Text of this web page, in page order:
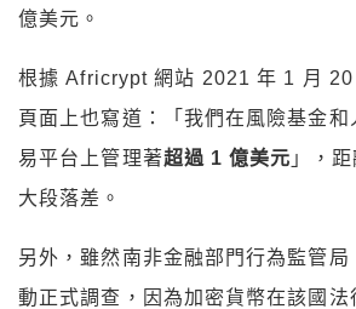
億美元。
根據 Africrypt 網站 2021 年 1 月 20
頁面上也寫道：「我們在風險基金和
易平台上管理著超過 1 億美元 」，
大段落差。
另外，雖然南非金融部門行為監管
動正式調查，因為加密貨幣在該國法